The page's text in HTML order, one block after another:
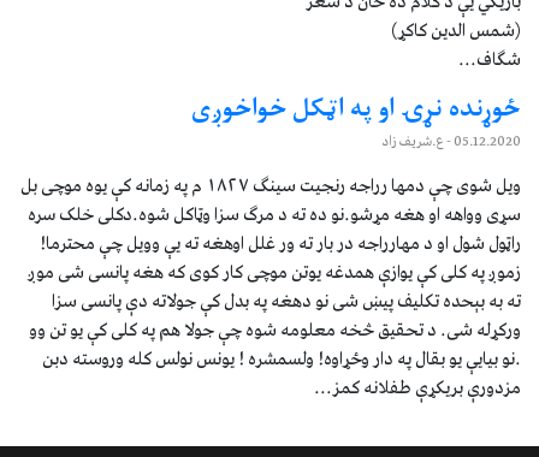
‏(شمس الدين کاکړ)‏
شگاف...
ځوړنده نړۍ او په اټکل خواخوږی
05.12.2020- ع.شریف زاد
ویل شوی چې دمها رراجه رنجیت سینګ ۱۸۲۷ م په زمانه کې یوه موچی بل
سړی وواهه او هغه مړشو.نو ده ته د مرګ سزا وټاکل شوه.دکلی خلک سره
راټول شول او د مهارراجه در بار ته ور غلل اوهغه ته یې وویل چې محترما!
زموږ په کلی کې یوازې همدغه یوتن موچی کار کوی که هغه پانسی شی موږ
ته به بېحده تکلیف پیښ شی نو دهغه په بدل کې جولاته دې پانسی سزا
ورکړله شی. د تحقیق څخه معلومه شوه چې جولا هم په کلی کې یو تن وو
.نو بیایې یو بقال په دار وځړاوه! ولسمشره ! یونس نولس کله وروسته دبن
مزدورې بریکړې طفلانه کمز...